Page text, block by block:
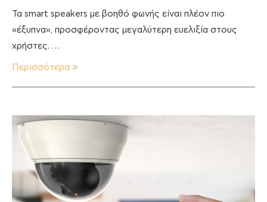
Τα smart speakers με βοηθό φωνής είναι πλέον πιο
«έξυπνα», προσφέροντας μεγαλύτερη ευελιξία στους
χρήστες. …
Περισσότερα